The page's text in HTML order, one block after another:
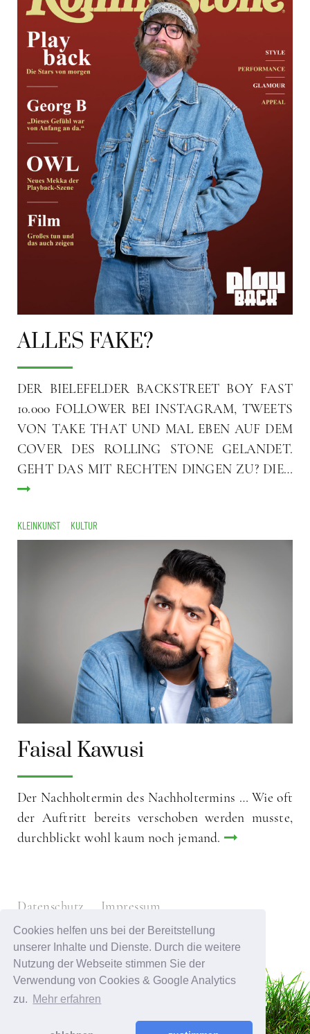
Cookies helfen uns bei der Bereitstellung
unserer Inhalte und Dienste. Durch die weitere
Nutzung der Webseite stimmen Sie der
Verwendung von Cookies & Google Analytics
zu. Mehr erfahren
ALLES FAKE?
DER BIELEFELDER BACKSTREET BOY FAST
10.000 FOLLOWER BEI INSTAGRAM, TWEETS
VON TAKE THAT UND MAL EBEN AUF DEM
COVER DES ROLLING STONE GELANDET.
GEHT DAS MIT RECHTEN DINGEN ZU? DIE…
KLEINKUNST KULTUR
Faisal Kawusi
Der Nachholtermin des Nachholtermins … Wie oft
der Auftritt bereits verschoben werden musste,
durchblickt wohl kaum noch jemand.
Datenschutz Impressum